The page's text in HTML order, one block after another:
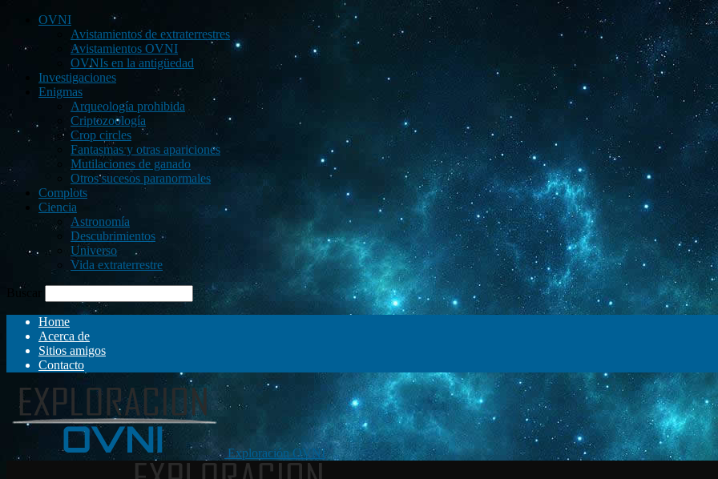
OVNI
Avistamientos de extraterrestres
Avistamientos OVNI
OVNIs en la antigüedad
Investigaciones
Enigmas
Arqueología prohibida
Criptozoología
Crop circles
Fantasmas y otras apariciones
Mutilaciones de ganado
Otros sucesos paranormales
Complots
Ciencia
Astronomía
Descubrimientos
Universo
Vida extraterrestre
Buscar
Home
Acerca de
Sitios amigos
Contacto
Exploración OVNI